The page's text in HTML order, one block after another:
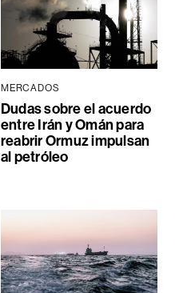
MERCADOS
Dudas sobre el acuerdo
entre Irán y Omán para
reabrir Ormuz impulsan
al petróleo